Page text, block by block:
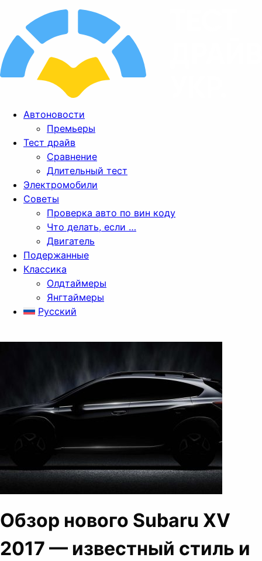
Автоновости
Премьеры
Тест драйв
Сравнение
Длительный тест
Электромобили
Советы
Проверка авто по вин коду
Что делать, если …
Двигатель
Подержанные
Классика
Олдтаймеры
Янгтаймеры
Русский
Обзор нового Subaru XV
2017 — известный стиль и